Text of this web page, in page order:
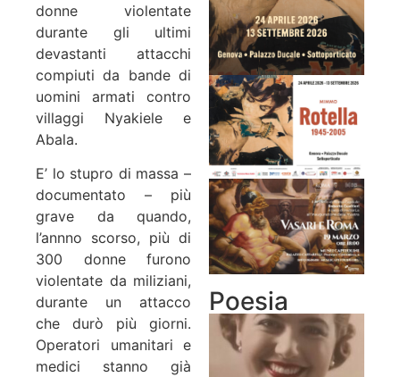
donne violentate
durante gli ultimi
devastanti attacchi
compiuti da bande di
uomini armati contro
villaggi Nyakiele e
Abala.
E’ lo stupro di massa –
documentato – più
grave da quando,
l’annno scorso, più di
300 donne furono
violentate da miliziani,
durante un attacco
che durò più giorni.
Operatori umanitari e
medici stanno già
Poesia